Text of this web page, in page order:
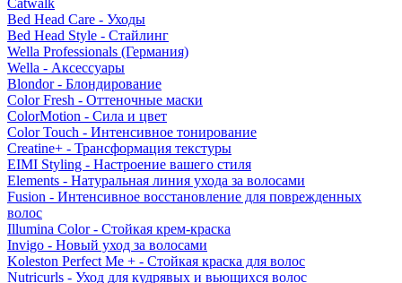
Catwalk
Bed Head Care - Уходы
Bed Head Style - Стайлинг
Wella Professionals (Германия)
Wella - Аксессуары
Blondor - Блондирование
Color Fresh - Оттеночные маски
ColorMotion - Сила и цвет
Color Touch - Интенсивное тонирование
Creatine+ - Трансформация текстуры
EIMI Styling - Настроение вашего стиля
Elements - Натуральная линия ухода за волосами
Fusion - Интенсивное восстановление для поврежденных
волос
Illumina Color - Стойкая крем-краска
Invigo - Новый уход за волосами
Koleston Perfect Me + - Стойкая краска для волос
Nutricurls - Уход для кудрявых и вьющихся волос